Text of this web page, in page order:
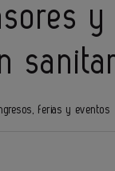
ferias y eventos